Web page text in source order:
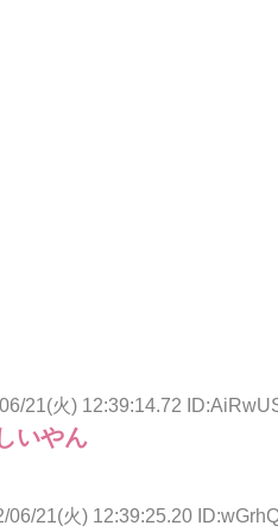
21(火) 12:39:14.72
いやん
06/21(火) 12:39:25.20